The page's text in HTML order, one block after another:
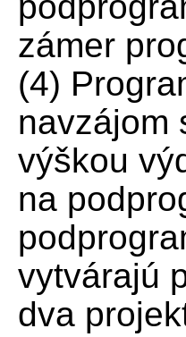
zámer
(4)
navzájom
výškou
na
vytvárajú
dva